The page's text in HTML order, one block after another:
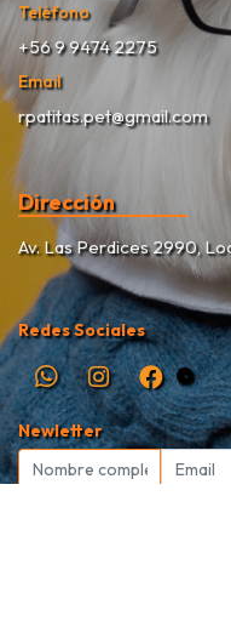
Teléfono
+56 9 9474 2275
Email
rpatitas.pet@gmail.com
Dirección
Av. Las Perdices 2990,
Redes Sociales
Newletter